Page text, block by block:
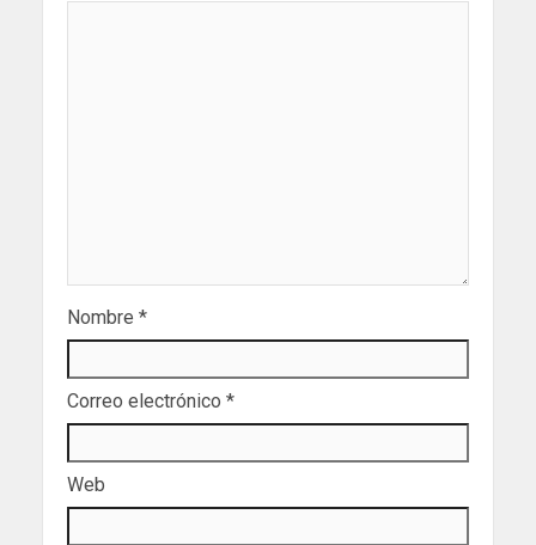
Nombre *
Correo electrónico *
Web